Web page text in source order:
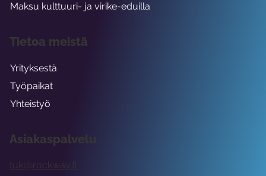
Asiakaspalvelu
tuki@rockway.fi
Maksu kulttuuri- ja virike-eduilla
Tietoa meistä
Yrityksestä
Työpaikat
Yhteistyö